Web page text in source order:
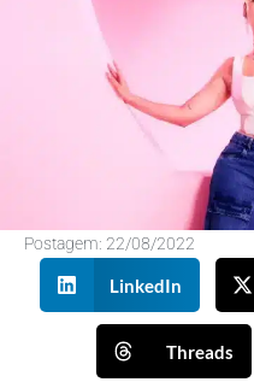
Postagem: 22/08/2022
LinkedIn
Threads